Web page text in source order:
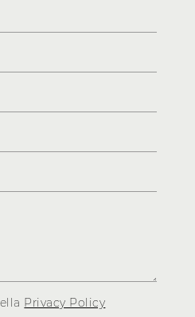
Privacy Policy